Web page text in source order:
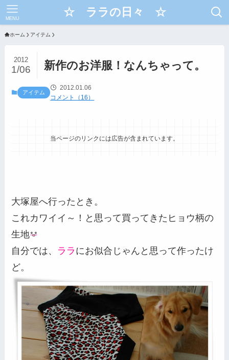
☆ ララの日々 ☆
MENU
ホーム アイテム
新作のお洋服！なんちゃって。
2012
1/06
アイテム
2012.01.06
コメント（16）
当ページのリンクには広告が含まれています。
大塚屋へ行ったとき。
これカワイイ～！と思って買ってきたヒョウ柄の
生地
自分では、 ララ にお似合じゃんと思って作ったけ
ど。